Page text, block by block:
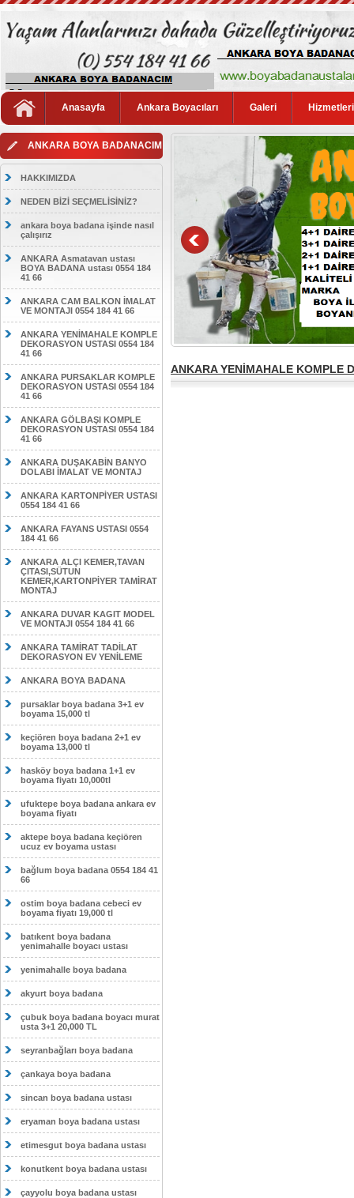
Anasayfa Ankara Boyacıları Galeri
ANKARA BOYA BADANACIM
HAKKIMIZDA
NEDEN BİZİ SEÇMELİSİNİZ?
ankara boya badana işinde nasıl
çalışırız
ANKARA Asmatavan ustası
BOYA BADANA ustası 0554 184
41 66
ANKARA CAM BALKON İMALAT
VE MONTAJI 0554 184 41 66
ANKARA YENİMAHALE KOMPLE
DEKORASYON USTASI 0554 184
41 66
ANKARA PURSAKLAR KOMPLE
DEKORASYON USTASI 0554 184
41 66
ANKARA GÖLBAŞI KOMPLE
DEKORASYON USTASI 0554 184
41 66
ANKARA DUŞAKABİN BANYO
DOLABI İMALAT VE MONTAJ
ANKARA KARTONPİYER USTASI
0554 184 41 66
ANKARA FAYANS USTASI 0554
184 41 66
ANKARA ALÇI KEMER,TAVAN
ÇITASI,SÜTUN
KEMER,KARTONPİYER TAMİRAT
MONTAJ
ANKARA DUVAR KAGIT MODEL
VE MONTAJI 0554 184 41 66
ANKARA TAMİRAT TADİLAT
DEKORASYON EV YENİLEME
ANKARA BOYA BADANA
pursaklar boya badana 3+1 ev
boyama 15,000 tl
keçiören boya badana 2+1 ev
boyama 13,000 tl
hasköy boya badana 1+1 ev
boyama fiyatı 10,000tl
ufuktepe boya badana ankara ev
boyama fiyatı
aktepe boya badana keçiören
ucuz ev boyama ustası
bağlum boya badana 0554 184 41
66
ostim boya badana cebeci ev
boyama fiyatı 19,000 tl
batıkent boya badana
yenimahalle boyacı ustası
yenimahalle boya badana
akyurt boya badana
çubuk boya badana boyacı murat
usta 3+1 20,000 TL
seyranbağları boya badana
çankaya boya badana
sincan boya badana ustası
eryaman boya badana ustası
etimesgut boya badana ustası
konutkent boya badana ustası
çayyolu boya badana ustası
ANKARA YENİMAHALE KOMPLE